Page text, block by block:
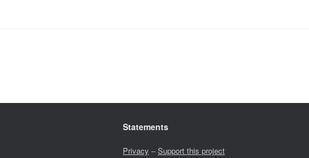
Statements
Privacy –Support this project